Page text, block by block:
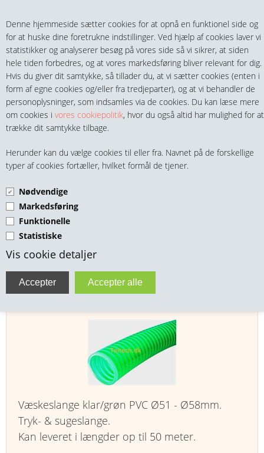
Denne hjemmeside sætter cookies for at opnå en funktionel side og
for at huske dine foretrukne indstillinger. Ved hjælp af cookies laver vi
statistikker og analyserer besøg på vores side så vi sikrer, at siden
hele tiden forbedres, og at vores markedsføring bliver relevant for dig.
Hvis du giver dit samtykke, så tillader du, at vi sætter cookies (enten i
form af egne cookies og/eller fra tredjeparter), og at vi behandler de
personoplysninger, som indsamles via de cookies. Du kan læse mere
om cookies i vores cookiepolitik, hvor du også altid har mulighed for at
trække dit samtykke tilbage.
Herunder kan du vælge cookies til eller fra. Navnet på de forskellige
typer af cookies fortæller, hvilket formål de tjener.
Nødvendige
Markedsføring
Funktionelle
Statistiske
Vis cookie detaljer
Teltech.dk 0 vare(r) i kurven
0,00 DKK
MENU
HANER & VENTILER
SLANGER, KOBLINGER & TILBEHØR
RØR & TILBEHØR
TEKNIK & AUTOMATIK
VA FITTINGS & VENTILER
ENTREPENØRARBEJDE- & UDSTYR
BESPÆNDING, GUMMIDELE M.M.
Teltech.dk
slangekoblinger, kuglelejer, olietætnings ringe, kæde &
kædehjul, manometre, termometre, diverse filtre, IBC Adaptere
til palletanke og meget mere.
NORMALT -20% (FRATRÆKKES VED SKRIVELSE AF
Væskeslange klar/grøn PVC Ø51 - Ø58mm.
Tryk- & sugeslange.
Kan leveret i længder op til 50 meter.